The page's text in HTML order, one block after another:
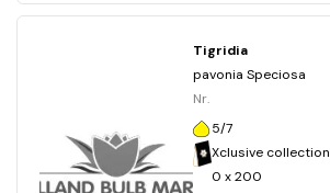
Tigridia
pavonia Speciosa
Nr.
5/7
Xclusive collection
0 x 200